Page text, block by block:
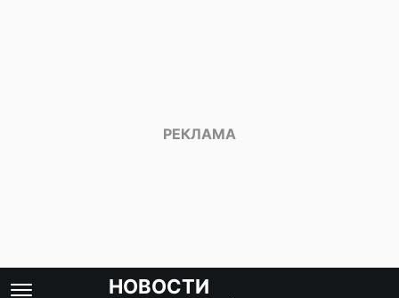
НОВОСТИ